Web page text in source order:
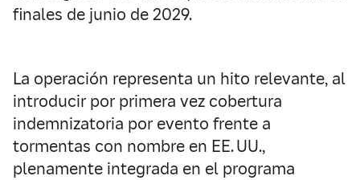
finales de junio de 2029.
La operación representa un hito relevante, al
introducir por primera vez cobertura
indemnizatoria por evento frente a
tormentas con nombre en EE. UU.,
plenamente integrada en el programa